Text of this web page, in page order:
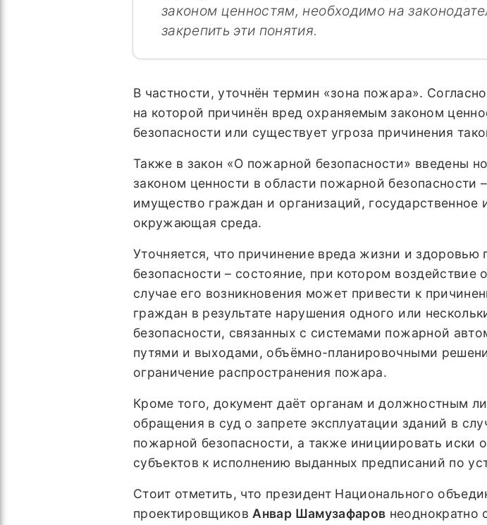
законом ценностям, необходимо на
закрепить эти понятия.
В частности, уточнён термин «зона пожара».
на которой причинён вред охраняемым законом
безопасности или существует угроза причинения
Также в закон «О пожарной безопасности» введены
законом ценности в области пожарной безопасности
имущество граждан и организаций,
окружающая среда.
Уточняется, что причинение вреда жизни и
безопасности – состояние, при котором
случае его возникновения может привести к
граждан в результате нарушения одного или
безопасности, связанных с системами пожарной
путями и выходами, объёмно-планировочными
ограничение распространения пожара.
Кроме того, документ даёт органам и должностным
обращения в суд о запрете эксплуатации зданий в
пожарной безопасности, а также инициировать иски
субъектов к исполнению выданных предписаний по
Стоит отметить, что президент Национального
проектировщиков Анвар Шамузафаров неоднократно